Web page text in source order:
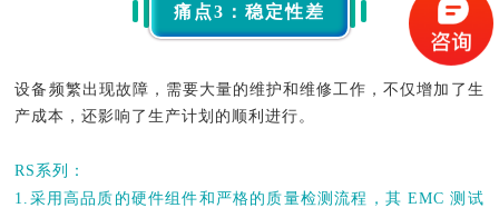
痛点3：稳定性差
设备频繁出现故障，需要大量的维护和维修工作，不仅增加了生
产成本，还影响了生产计划的顺利进行。
RS系列：
1.采用高品质的硬件组件和严格的质量检测流程，其 EMC 测试